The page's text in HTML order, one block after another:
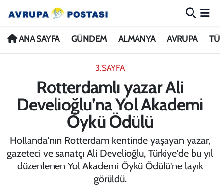
ANA SAYFA GÜNDEM ALMANYA AVRUPA
3.SAYFA
Rotterdamlı yazar Ali
Develioğlu’na Yol Akademi
Öykü Ödülü
Hollanda'nın Rotterdam kentinde yaşayan yazar,
gazeteci ve sanatçı Ali Develioğlu, Türkiye'de bu yıl
düzenlenen Yol Akademi Öykü Ödülü'ne layık
görüldü.
ANA SAYFA
ALMANYA
AVRUPA
TÜRKİYE
DÜNYA
Nöbetçi Eczaneler
İstanbul Namaz Vakitleri
Trafik Durumu
Avrupa Ligi Puan Durumu ve Fikstür
Tüm Manşetler
Son Dakika Haberleri